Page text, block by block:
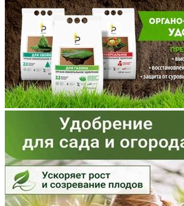
Мордовия
Московская область
Мурманская область
Ненецкий АО
Нижегородская область
Новгородская область
Новосибирская область
Омская область
Оренбургская область